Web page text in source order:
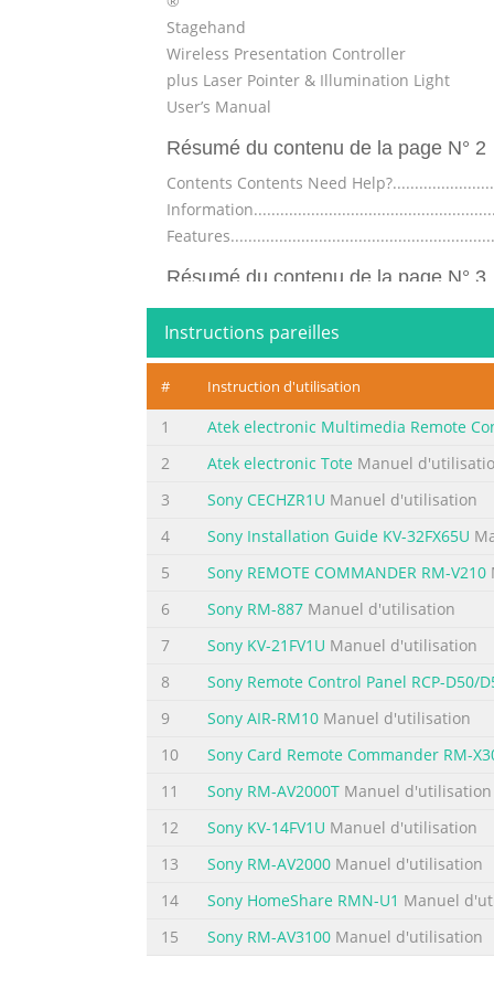
Stagehand
Wireless Presentation Controller
plus Laser Pointer & Illumination Light
User’s Manual
Résumé du contenu de la page N° 2
Contents Contents Need
Résumé du contenu de la page N° 3
Need Help? Need Help? If you have
Asked Questions sections of this User’s
possible additional information, or contact
Monday thru Friday 9 a.m. to 5 p.m. US
Résumé du contenu de la page N° 4
Safety Information Safety Information !
permanent eye damage if not used
where there are children, such as in a
Résumé du contenu de la page N° 5
Features Features • S tagehand controls
receiver via 2.4 GHz radio signals. Since
remote control and receiver. Note:
Résumé du contenu de la page N° 6
drive and cannot be used to store
pushing when carrying or storing the
control (purchase of multiple sets required).
Résumé du contenu de la page N° 7
Installation Installation • Pull the battery
on the right side of the remote control to
Instructions pareilles
# Instruction d'utilisation
1 Atek electronic Multimedia Remote
2
Atek electronic Tote Manuel
3
Sony CECHZR1U Manuel d'utilisation
4
Sony Installation Guide KV-32FX65U
5
Sony REMOTE COMMANDER RM-V210
6
Sony RM-887 Manuel d'utilisation
7
Sony KV-21FV1U Manuel d'utilisation
8
Sony Remote Control Panel RCP-D50/
9
Sony AIR-RM10 Manuel d'utilisation
10
Sony Card Remote Commander RM-
11
Sony RM-AV2000T Manuel d'utilisation
12
Sony KV-14FV1U Manuel d'utilisation
13
Sony RM-AV2000 Manuel d'utilisation
14
Sony HomeShare RMN-U1 Manuel
15
Sony RM-AV3100 Manuel d'utilisation